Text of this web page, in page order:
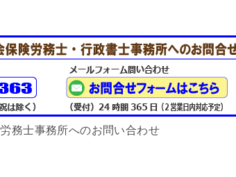
務士事務所へのお問い合わせ